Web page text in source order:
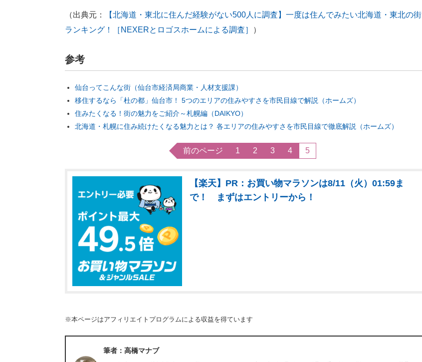
（出典元：
【北海道・東北に住んだ経験がない500人に調査】一度は住んでみたい北海道・東北の街
ランキング！［NEXERとロゴスホームによる調査］
）
参考
仙台ってこんな街（仙台市経済局商業・人材支援課）
移住するなら「杜の都」仙台市！ 5つのエリアの住みやすさを市民目線で解説（ホームズ）
住みたくなる！街の魅力をご紹介～札幌編（DAIKYO）
北海道・札幌に住み続けたくなる魅力とは？ 各エリアの住みやすさを市民目線で徹底解説（ホームズ）
前のページ 1 2 3 4 5
【楽天】PR：お買い物マラソンは8/11（火）01:59ま
で！ まずはエントリーから！
※本ページはアフィリエイトプログラムによる収益を得ています
筆者：高橋マナブ